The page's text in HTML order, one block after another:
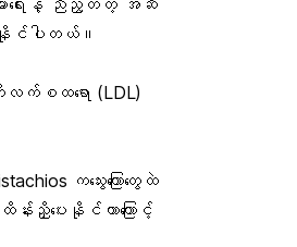
းနိုင်ပါတယ်။
လက်စထရော (LDL)
ကသွေးကြောတွေထဲ
းညှိပေးနိုင်တာကြောင့်